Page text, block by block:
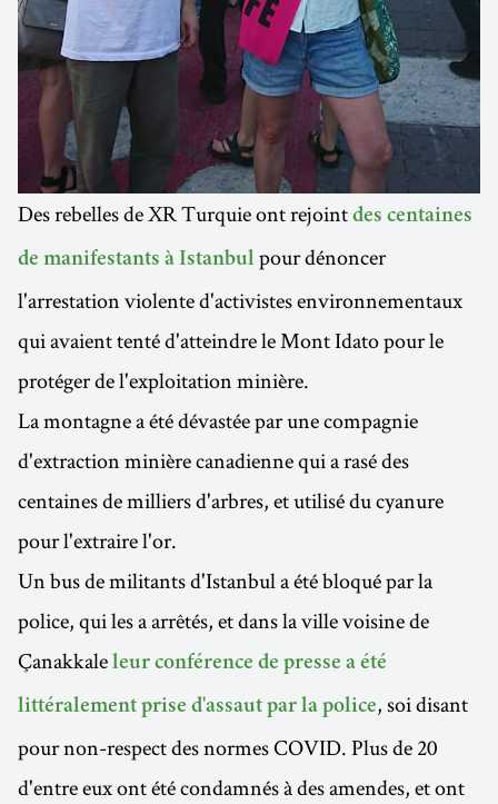
Des rebelles de XR Turquie ont rejoint des centaines
de manifestants à Istanbul pour dénoncer
l'arrestation violente d'activistes environnementaux
qui avaient tenté d'atteindre le Mont Idato pour le
protéger de l'exploitation minière.
La montagne a été dévastée par une compagnie
d'extraction minière canadienne qui a rasé des
centaines de milliers d'arbres, et utilisé du cyanure
pour l'extraire l'or.
Un bus de militants d'Istanbul a été bloqué par la
police, qui les a arrêtés, et dans la ville voisine de
Çanakkale leur conférence de presse a été
littéralement prise d'assaut par la police, soi disant
pour non-respect des normes COVID. Plus de 20
d'entre eux ont été condamnés à des amendes, et ont